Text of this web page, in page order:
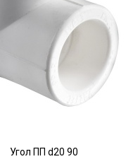
Угол ПП d20 90